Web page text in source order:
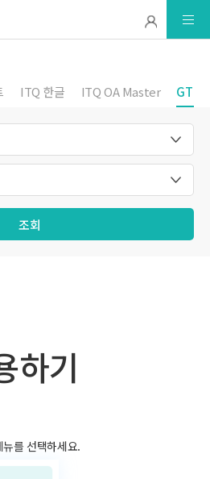
ITQ 한글 ITQ OA Master GTQ
조회
하기
뉴를 선택하세요.